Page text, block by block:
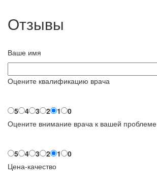
Отзывы
Ваше имя
Оцените квалификацию врача
5 4 3 2 1
0
Оцените внимание врача к вашей проблеме
5 4 3 2 1
0
Цена-качество